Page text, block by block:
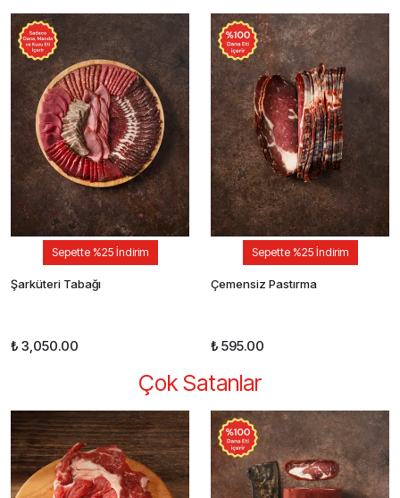
Sepette %25 İndirim
Şarküteri Tabağı
₺ 3,050.00
Sepette %25 İndirim
Çemensiz Pastırma
₺ 595.00
Çok Satanlar